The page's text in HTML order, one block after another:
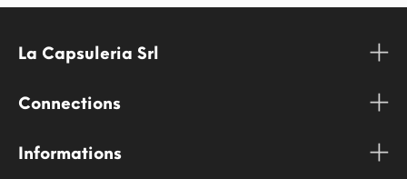
La Capsuleria Srl
Connections
Informations